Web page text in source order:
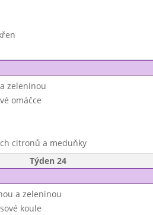
zeleninou
omáčce
citronů a meduňky
Týden 24
a zeleninou
koule